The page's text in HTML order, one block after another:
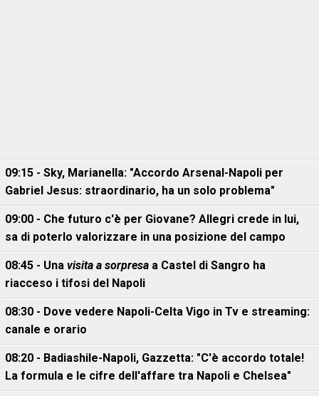
09:15 - Sky, Marianella: "Accordo Arsenal-Napoli per
Gabriel Jesus: straordinario, ha un solo problema"
09:00 - Che futuro c'è per Giovane? Allegri crede in lui,
sa di poterlo valorizzare in una posizione del campo
08:45 - Una visita a sorpresa a Castel di Sangro ha
riacceso i tifosi del Napoli
08:30 - Dove vedere Napoli-Celta Vigo in Tv e streaming:
canale e orario
08:20 - Badiashile-Napoli, Gazzetta: "C'è accordo totale!
La formula e le cifre dell'affare tra Napoli e Chelsea"